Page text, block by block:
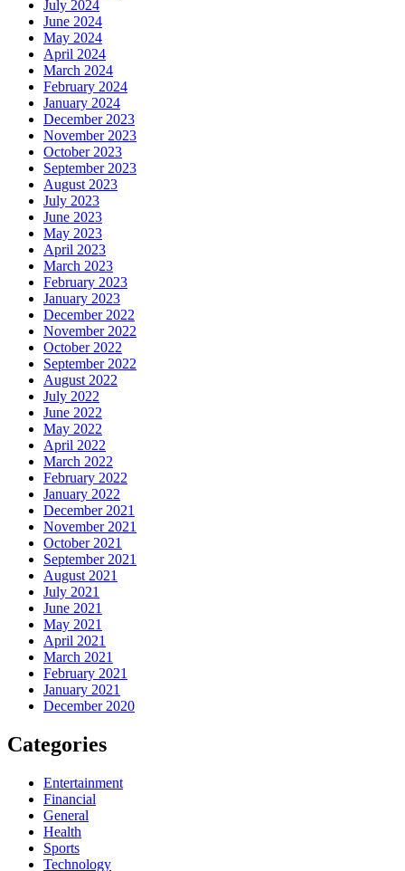
July 2024
June 2024
May 2024
April 2024
March 2024
February 2024
January 2024
December 2023
November 2023
October 2023
September 2023
August 2023
July 2023
June 2023
May 2023
April 2023
March 2023
February 2023
January 2023
December 2022
November 2022
October 2022
September 2022
August 2022
July 2022
June 2022
May 2022
April 2022
March 2022
February 2022
January 2022
December 2021
November 2021
October 2021
September 2021
August 2021
July 2021
June 2021
May 2021
April 2021
March 2021
February 2021
January 2021
December 2020
Categories
Entertainment
Financial
General
Health
Sports
Technology